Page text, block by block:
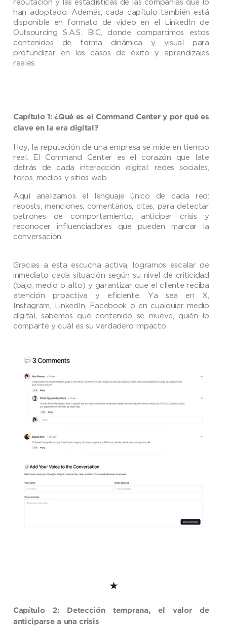
reputación y las estadísticas de las compañías que lo
han adoptado. Además, cada capítulo también está
disponible en formato de video en el LinkedIn de
Outsourcing S.A.S. BIC, donde compartimos estos
contenidos de forma dinámica y visual para
profundizar en los casos de éxito y aprendizajes
reales.
Capítulo 1: ¿Qué es el Command Center y por qué es
clave en la era digital?
Hoy, la reputación de una empresa se mide en tiempo
real. El Command Center es el corazón que late
detrás de cada interacción digital: redes sociales,
foros, medios y sitios web.
Aquí analizamos el lenguaje único de cada red:
reposts, menciones, comentarios, citas, para detectar
patrones de comportamiento, anticipar crisis y
reconocer influenciadores que pueden marcar la
conversación.
Gracias a esta escucha activa, logramos escalar de
inmediato cada situación según su nivel de criticidad
(bajo, medio o alto) y garantizar que el cliente reciba
atención proactiva y eficiente. Ya sea en X,
Instagram, LinkedIn, Facebook o en cualquier medio
digital, sabemos qué contenido se mueve, quién lo
comparte y cuál es su verdadero impacto.
Capítulo 2: Detección temprana, el valor de
anticiparse a una crisis